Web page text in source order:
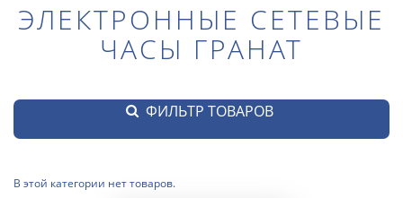
ЭЛЕКТРОННЫЕ СЕТЕВЫЕ
ЧАСЫ ГРАНАТ
ФИЛЬТР ТОВАРОВ
В этой категории нет товаров.